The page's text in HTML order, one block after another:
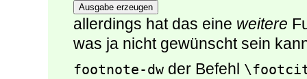
Ausgabe erzeugen
allerdings hat das eine weitere
was ja nicht gewünscht sein
footnote-dw der Befehl